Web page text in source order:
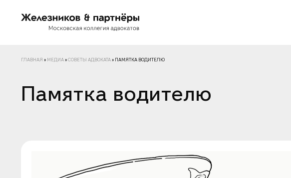
ГЛАВНАЯ » МЕДИА»СОВЕТЫ АДВОКАТА» ПАМЯТКА ВОДИТЕЛЮ
Памятка водителю